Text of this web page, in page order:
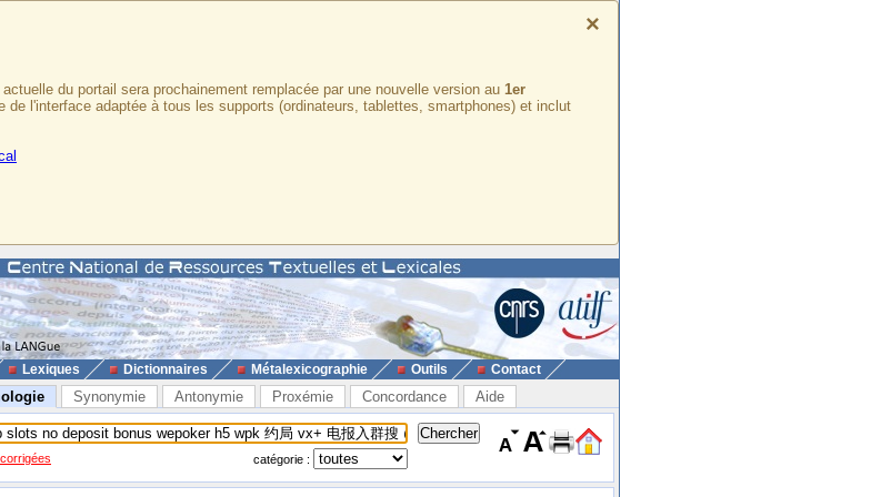
×
du portail sera prochainement remplacée par une nouvelle version au 1er
de l'interface adaptée à tous les supports (ordinateurs, tablettes, smartphones) et inclut
Lexiques Dictionnaires Métalexicographie Outils Contact
Synonymie Antonymie Proxémie Concordance Aide
catégorie :